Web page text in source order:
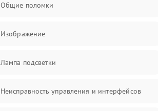
Общие поломки
Изображение
Лампа подсветки
Неисправность управления и интерфейсов